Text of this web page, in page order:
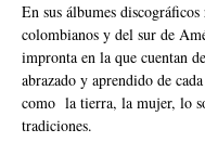
En sus álbumes discográficos
colombianos y del sur de
impronta en la que cuentan
abrazado y aprendido de
como  la tierra, la mujer, lo
tradiciones.